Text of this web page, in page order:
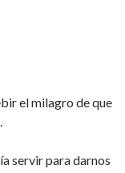
el milagro de que
servir para darnos